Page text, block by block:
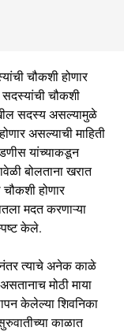
चौकशी होणार
चौकशी
सदस्य असल्यामुळे
असल्याची माहिती
यांच्याकडून
बोलताना खरात
होणार
मदत करणाऱ्या
केले.
त्याचे अनेक काळे
मोठी माया
केलेल्या शिवनिका
काळात